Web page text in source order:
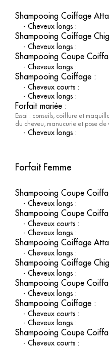
ce soit pour un look quotidien
Chignon élégant
Pour celles et ceux qui
notre salon propose des
pour un mariage, une soirée
experts sauront créer un
complétera parfaitement votre
Vivez une
Offrez-vous une escapade
ligne et venez découvrir une
Shampooing Coiffage
- Cheveux longs :
Shampooing Coiffage
- Cheveux longs :
Shampooing Coupe
- Cheveux longs :
Shampooing Coiffage :
- Cheveux courts :
- Cheveux longs :
Forfait mariée :
Essai : conseils, coiffure et
du cheveu, manucurie et pose de
- Cheveux longs :
Forfait Femme
Shampooing Coupe
- Cheveux longs :
Shampooing Coupe
- Cheveux courts :
- Cheveux longs :
Shampooing Coiffage
- Cheveux longs :
Shampooing Coiffage
- Cheveux longs :
Shampooing Coupe
- Cheveux longs :
Shampooing Coiffage :
- Cheveux courts :
- Cheveux longs :
Shampooing Coupe
- Cheveux courts :